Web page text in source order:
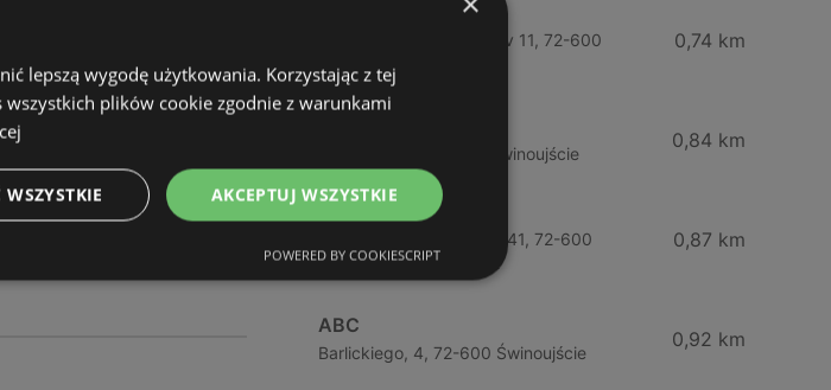
Wybrzeze Władysława Iv 11, 72-600
Świnoujście
0,74 km
Chrobrego 9, 72-600 Świnoujście
0,84 km
Ul. Bohaterów Września 41, 72-600
Świnoujście
0,87 km
ABC
Barlickiego, 4, 72-600 Świnoujście
0,92 km
lepszą wygodę użytkowania. Korzystając z tej
plików cookie zgodnie z warunkami
AKCEPTUJ WSZYSTKIE
WSZYSTKIE
POWERED BY COOKIESCRIPT